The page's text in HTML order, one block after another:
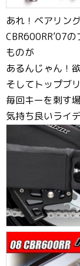
あれ！ベアリン
CBR600RR’07
ものが
あるんじゃん！
そしてトップブ
毎回キーを刺す
気持ち良いライ